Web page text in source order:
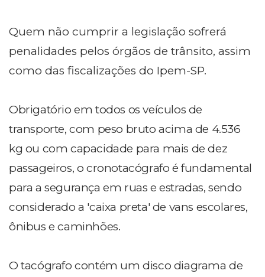
Quem não cumprir a legislação sofrerá
penalidades pelos órgãos de trânsito, assim
como das fiscalizações do Ipem-SP.
Obrigatório em todos os veículos de
transporte, com peso bruto acima de 4.536
kg ou com capacidade para mais de dez
passageiros, o cronotacógrafo é fundamental
para a segurança em ruas e estradas, sendo
considerado a 'caixa preta' de vans escolares,
ônibus e caminhões.
O tacógrafo contém um disco diagrama de